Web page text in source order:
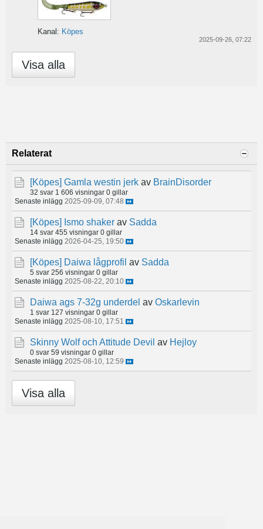
Kanal: Köpes
2025-09-26, 07:22
Visa alla
Relaterat
[Köpes] Gamla westin jerk av BrainDisorder
32 svar 1 606 visningar 0 gillar
Senaste inlägg 2025-09-09, 07:48
[Köpes] Ismo shaker av Sadda
14 svar 455 visningar 0 gillar
Senaste inlägg 2026-04-25, 19:50
[Köpes] Daiwa lågprofil av Sadda
5 svar 256 visningar 0 gillar
Senaste inlägg 2025-08-22, 20:10
Daiwa ags 7-32g underdel av Oskarlevin
1 svar 127 visningar 0 gillar
Senaste inlägg 2025-08-10, 17:51
Skinny Wolf och Attitude Devil av Hejloy
0 svar 59 visningar 0 gillar
Senaste inlägg 2025-08-10, 12:59
Visa alla